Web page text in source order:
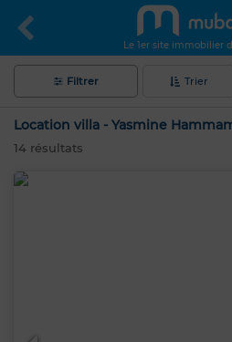
Le 1er site immobilier
Filtrer Trier
Location villa - Yasmine
14 résultats